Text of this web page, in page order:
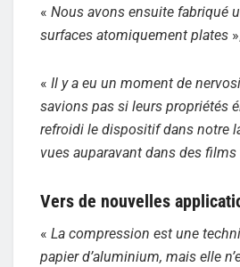
« Nous avons ensuite fabriqué
surfaces atomiquement plates
« Il y a eu un moment de
savions pas si leurs propriétés
refroidi le dispositif dans notre
vues auparavant dans des
Vers de nouvelles
« La compression est une
papier d’aluminium, mais elle